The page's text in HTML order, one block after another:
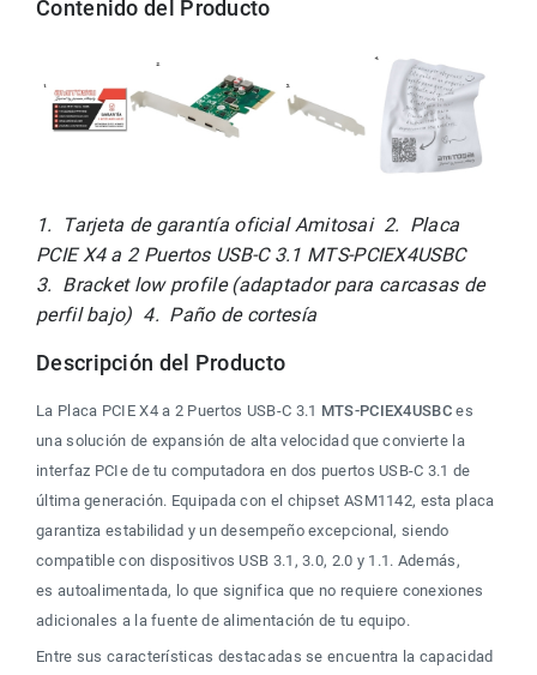
Contenido del Producto
1.  Tarjeta de garantía oficial Amitosai  2.  Placa
PCIE X4 a 2 Puertos USB-C 3.1 MTS-PCIEX4USBC
3.  Bracket low profile (adaptador para carcasas de
perfil bajo)  4.  Paño de cortesía
Descripción del Producto
La Placa PCIE X4 a 2 Puertos USB-C 3.1 MTS-PCIEX4USBC es
una solución de expansión de alta velocidad que convierte la
interfaz PCIe de tu computadora en dos puertos USB-C 3.1 de
última generación. Equipada con el chipset ASM1142, esta placa
garantiza estabilidad y un desempeño excepcional, siendo
compatible con dispositivos USB 3.1, 3.0, 2.0 y 1.1. Además,
es autoalimentada, lo que significa que no requiere conexiones
adicionales a la fuente de alimentación de tu equipo.
Entre sus características destacadas se encuentra la capacidad